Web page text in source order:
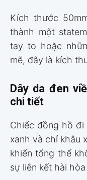
Kích thước
thành một
tay to hoặc
mẽ, đây là kích
Dây da đen
chi tiết
Chiếc đồng hồ đi
xanh và chỉ khâu
khiến tổng thể
sự liên kết hài